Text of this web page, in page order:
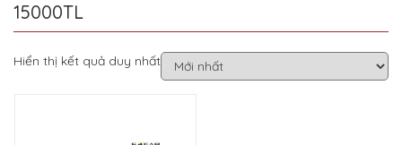
15000TL
Hiển thị kết quả duy nhất